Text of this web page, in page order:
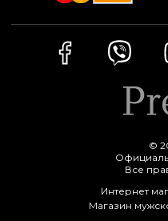
©
Все
Интернет
Магазин